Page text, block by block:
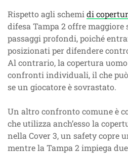
Rispetto agli schemidi
difesa Tampa 2 offre
passaggi profondi, poiché
posizionati per difendere
Al contrario, la copertura
confronti individuali, il che
se un giocatore è sovrastato.
Un altro confronto comune è
che utilizza anch’esso la
nella Cover 3, un safety copre
mentre la Tampa 2 impiega